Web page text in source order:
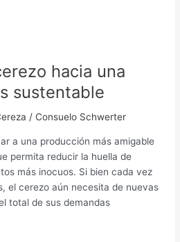
hacia una
sustentable
/ Consuelo Schwerter
a una producción más amigable
permita reducir la huella de
más inocuos. Si bien cada vez
el cerezo aún necesita de nuevas
total de sus demandas